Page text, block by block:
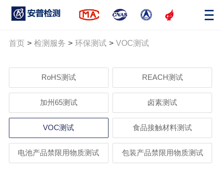
首页 > 检测服务 > 环保测试 > VOC测试
RoHS测试 REACH测试
加州65测试 卤素测试
VOC测试 食品接触材料测试
电池产品禁限用物质测试 包装产品禁限用物质测试